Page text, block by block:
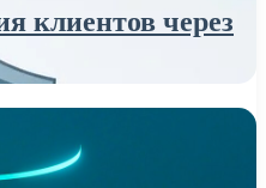
клиентов через